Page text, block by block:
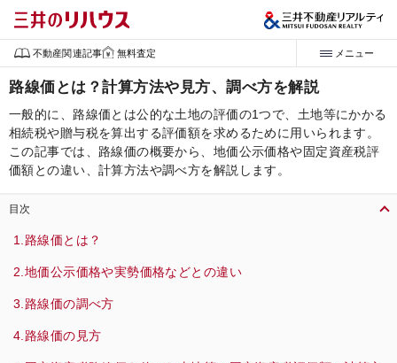
不動産関連記事 無料査定 メニュー
路線価とは？計算方法や見方、調べ方を解説
一般的に、路線価とは公的な土地の評価の1つで、土地等にかかる
相続税や贈与税を算出する評価額を求めるために用いられます。
この記事では、路線価の概要から、地価公示価格や固定資産税評
価額との違い、計算方法や調べ方を解説します。
目次
路線価とは？
地価公示価格や実勢価格などとの違い
路線価の調べ方
路線価の見方